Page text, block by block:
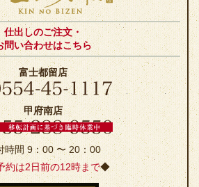
仕出しのご注文・
問い合わせはこちら
富士都留店
甲府南店
時間 9：00 〜 20：00
約は2日前の12時まで◆